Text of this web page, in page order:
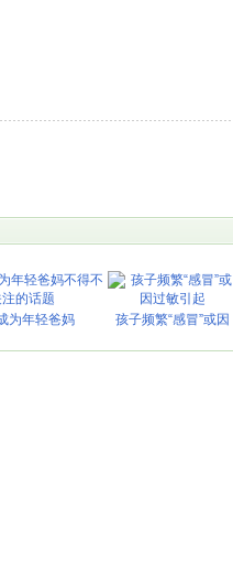
为年轻爸妈 孩子频繁“感冒”或因